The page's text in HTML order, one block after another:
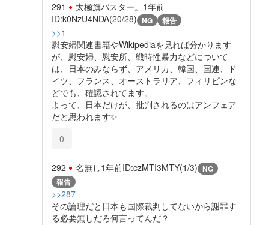
291 太極旗バスター。 1年前
ID:k0NzU4NDA(20/28) NG 報告
>>1
慰安婦関連書籍やWikipediaを見れば分かります
が、慰安婦、慰安所、戦時性暴力などについて
は、日本のみならず、アメリカ、韓国、国連、ド
イツ、フランス、オーストラリア、フィリピンな
どでも、確認されてます。
よって、日本だけが、批判されるのはアンフェア
だと思われます✨️
0
292 名無し1年前ID:czMTI3MTY(1/3) NG
報告
>>287
その論理だと日本も国際裁判してないから謝罪す
る必要無しだろ何言ってんだ？